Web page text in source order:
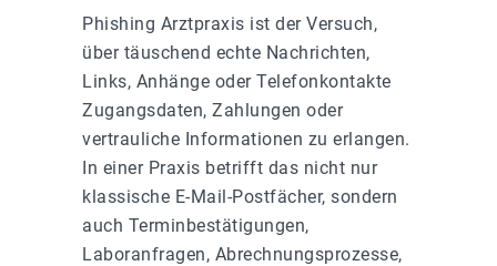
Phishing Arztpraxis ist der Versuch,
über täuschend echte Nachrichten,
Links, Anhänge oder Telefonkontakte
Zugangsdaten, Zahlungen oder
vertrauliche Informationen zu erlangen.
In einer Praxis betrifft das nicht nur
klassische E-Mail-Postfächer, sondern
auch Terminbestätigungen,
Laboranfragen, Abrechnungsprozesse,